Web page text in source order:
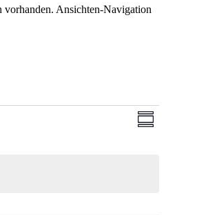
vorhanden. Ansichten-Navigation
Ansichten-
Navigation
Veranstaltung
Ansichten-